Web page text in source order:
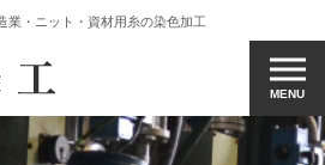
業・ニット・資材用糸の染色加工
MENU